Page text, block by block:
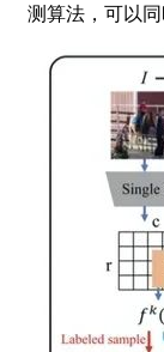
测算法，可以